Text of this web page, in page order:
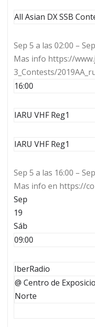
All Asian DX SSB
Sep 5 a las 02:00 –
Mas info https://
3_Contests/
16:00
IARU VHF Reg1
IARU VHF Reg1
Sep 5 a las 16:00 –
Mas info en https://
Sep
19
Sáb
09:00
IberRadio
@ Centro de
Norte